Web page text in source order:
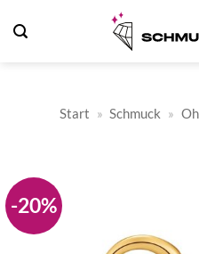
Inhalt
Start » Schmuck »
-20%